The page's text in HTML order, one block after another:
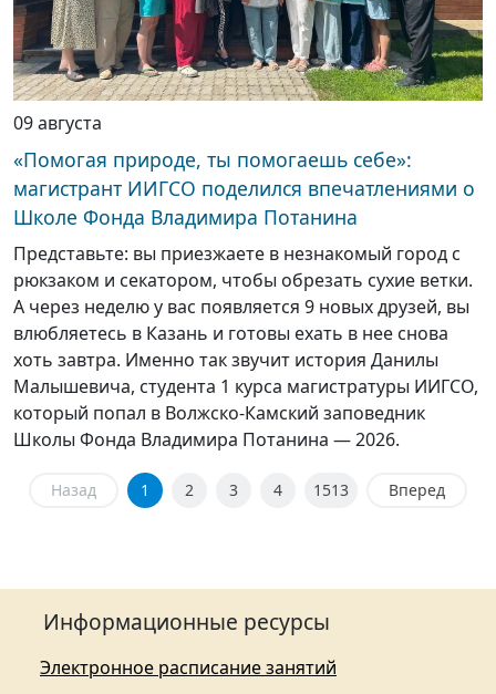
09 августа
«Помогая природе, ты помогаешь себе»:
магистрант ИИГСО поделился впечатлениями о
Школе Фонда Владимира Потанина
Представьте: вы приезжаете в незнакомый город с
рюкзаком и секатором, чтобы обрезать сухие ветки.
А через неделю у вас появляется 9 новых друзей, вы
влюбляетесь в Казань и готовы ехать в нее снова
хоть завтра. Именно так звучит история Данилы
Малышевича, студента 1 курса магистратуры ИИГСО,
который попал в Волжско-Камский заповедник
Школы Фонда Владимира Потанина — 2026.
Назад 1 2 3 4 1513 Вперед
Информационные ресурсы
Электронное расписание занятий